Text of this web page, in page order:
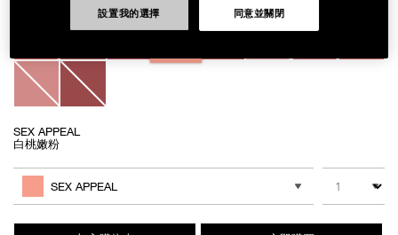
SEX APPEAL
白桃嫩粉
to
cart
Actions
其他色系
SEX APPEAL
數量
設置我的選擇 同意並關閉